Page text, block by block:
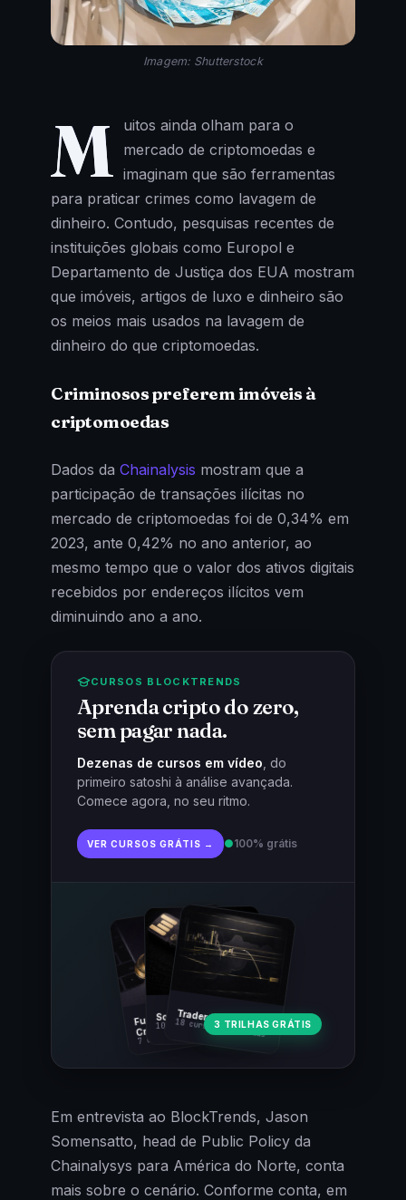
Imagem: Shutterstock
M uitos ainda olham para o
mercado de criptomoedas e
imaginam que são ferramentas
para praticar crimes como lavagem de
dinheiro. Contudo, pesquisas recentes de
instituições globais como Europol e
Departamento de Justiça dos EUA mostram
que imóveis, artigos de luxo e dinheiro são
os meios mais usados na lavagem de
dinheiro do que criptomoedas.
Criminosos preferem imóveis à
criptomoedas
Dados da Chainalysis mostram que a
participação de transações ilícitas no
mercado de criptomoedas foi de 0,34% em
2023, ante 0,42% no ano anterior, ao
mesmo tempo que o valor dos ativos digitais
recebidos por endereços ilícitos vem
diminuindo ano a ano.
CURSOS BLOCKTRENDS
Aprenda cripto do zero,
sem pagar nada.
Dezenas de cursos em vídeo , do
primeiro satoshi à análise avançada.
Comece agora, no seu ritmo.
VER CURSOS GRÁTIS → ●100% grátis
Fundamentos
Cripto
7 cursos · 31 aulas
Trader Cripto
18 cursos · 80 aulas
Soberania Bitcoin
10 cursos · 44 aulas3 TRILHAS GRÁTIS
Em entrevista ao BlockTrends, Jason
Somensatto, head de Public Policy da
Chainalysys para América do Norte, conta
mais sobre o cenário. Conforme conta, em